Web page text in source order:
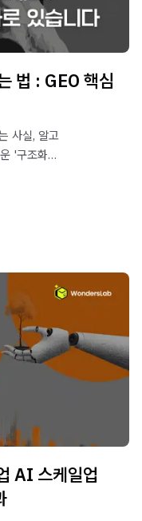
법 : GEO 핵심
사실, 알고
'구조화
이드를
AI 스케일업